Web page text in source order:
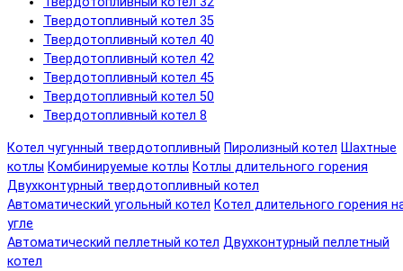
Твердотопливный котел 35
Твердотопливный котел 40
Твердотопливный котел 42
Твердотопливный котел 45
Твердотопливный котел 50
Твердотопливный котел 8
Котел чугунный твердотопливный Пиролизный котел Шахтные
котлы Комбинируемые котлы Котлы длительного горения
Двухконтурный твердотопливный котел
Автоматический угольный котел Котел длительного горения
угле
Автоматический пеллетный котел Двухконтурный пеллетный
котел